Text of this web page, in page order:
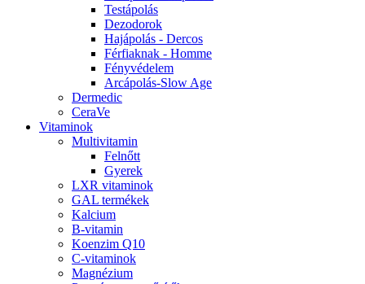
Testápolás
Dezodorok
Hajápolás - Dercos
Férfiaknak - Homme
Fényvédelem
Arcápolás-Slow Age
Dermedic
CeraVe
Vitaminok
Multivitamin
Felnőtt
Gyerek
LXR vitaminok
GAL termékek
Kalcium
B-vitamin
Koenzim Q10
C-vitaminok
Magnézium